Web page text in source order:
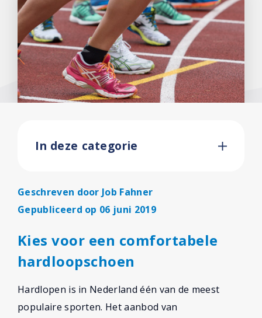
In deze categorie
Geschreven door Job Fahner
Gepubliceerd op 06 juni 2019
Kies voor een comfortabele
hardloopschoen
Hardlopen is in Nederland één van de meest
populaire sporten. Het aanbod van